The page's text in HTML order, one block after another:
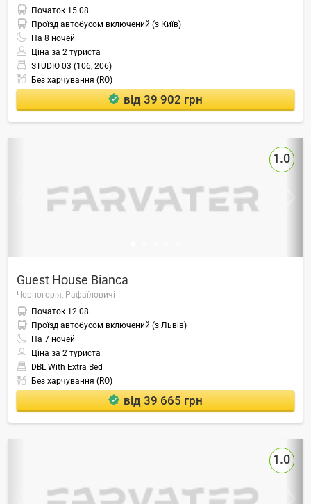
Початок 15.08
Проїзд автобусом включений (з Київ)
На 8 ночей
Ціна за 2 туриста
STUDIO 03 (106, 206)
Без харчування (RO)
від 39 902 грн
1.0
Guest House Bianca
Чорногорія, Рафаїловичі
Початок 12.08
Проїзд автобусом включений (з Львів)
На 7 ночей
Ціна за 2 туриста
DBL With Extra Bed
Без харчування (RO)
від 39 665 грн
1.0